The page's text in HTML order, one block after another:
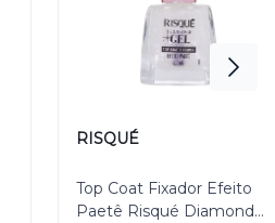
RISQUÉ
Top Coat Fixador Efeito
Paetê Risqué Diamond